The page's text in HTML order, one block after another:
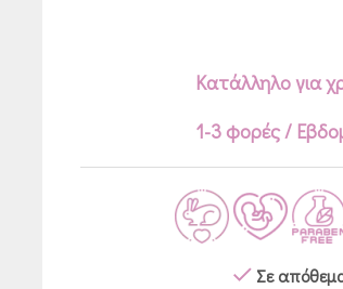
Κατάλληλο για
1-3 φορές /
Σε